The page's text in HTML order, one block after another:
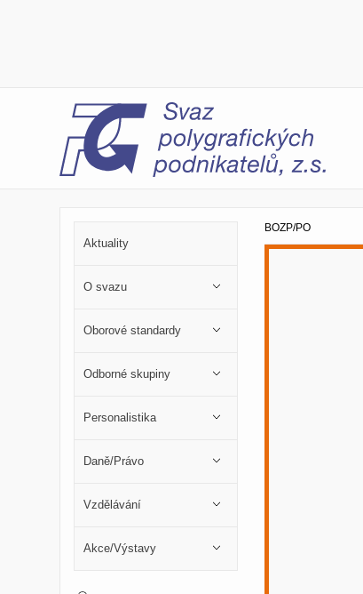
Aktuality
O svazu
Oborové standardy
Odborné skupiny
Personalistika
Daně/Právo
Vzdělávání
Akce/Výstavy
BOZP/PO